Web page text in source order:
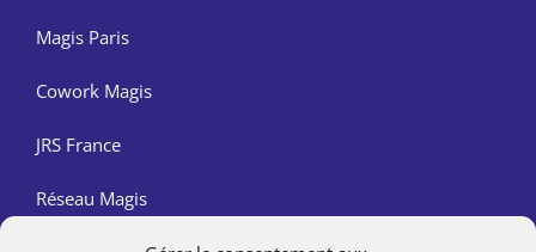
Magis Paris
Cowork Magis
JRS France
Réseau Magis